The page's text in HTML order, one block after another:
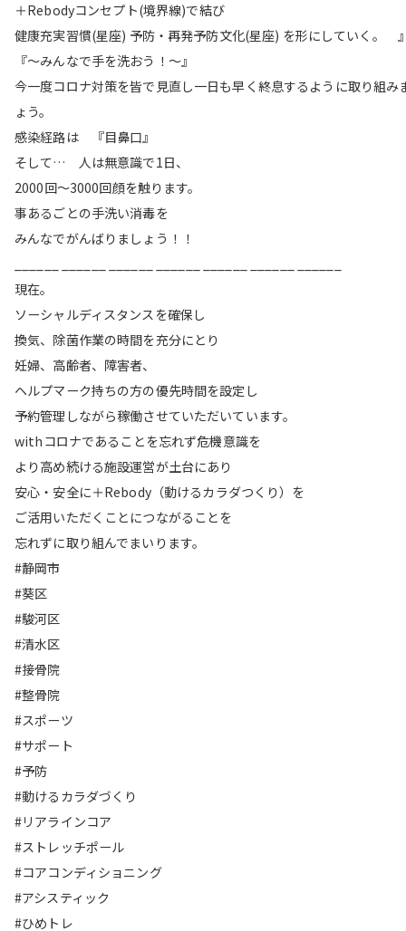
＋Rebodyコンセプト(境界線)で結び
健康充実習慣(星座) 予防・再発予防文化(星座) を形にしていく。
『〜みんなで手を洗おう！〜』
今一度コロナ対策を皆で見直し一日も早く終息するように取り組み
ょう。
感染経路は 『目鼻口』
そして… 人は無意識で1日、
2000回〜3000回顔を触ります。
事あるごとの手洗い消毒を
みんなでがんばりましょう！！
現在。
ソーシャルディスタンスを確保し
換気、除菌作業の時間を充分にとり
妊婦、高齢者、障害者、
ヘルプマーク持ちの方の優先時間を設定し
予約管理しながら稼働させていただいています。
withコロナであることを忘れず危機意識を
より高め続ける施設運営が土台にあり
安心・安全に＋Rebody（動けるカラダつくり）を
ご活用いただくことにつながることを
忘れずに取り組んでまいります。
#静岡市
#葵区
#駿河区
#清水区
#接骨院
#整骨院
#スポーツ
#サポート
#予防
#動けるカラダづくり
#リアラインコア
#ストレッチポール
#コアコンディショニング
#アシスティック
#ひめトレ